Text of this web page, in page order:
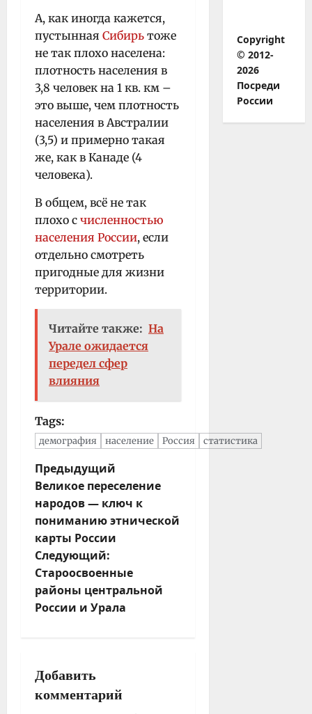
А, как иногда кажется,
пустынная Сибирь тоже
не так плохо населена:
плотность населения в
3,8 человек на 1 кв. км –
это выше, чем плотность
населения в Австралии
(3,5) и примерно такая
же, как в Канаде (4
человека).
В общем, всё не так
плохо с численностью
населения России, если
отдельно смотреть
пригодные для жизни
территории.
Читайте также: На
Урале ожидается
передел сфер
влияния
Tags:
демография население Россия статистика
Н
а
в
и
г
а
ц
и
я
и
с
Предыдущий
Великое переселение
народов — ключ к
пониманию этнической
карты России
Следующий:
Староосвоенные
районы центральной
России и Урала
Добавить
комментарий
Copyright
© 2012-
2026
Посреди
России